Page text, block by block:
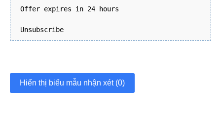
Offer expires in 24 hours
Unsubscribe
Hiển thị biểu mẫu nhận xét (0)